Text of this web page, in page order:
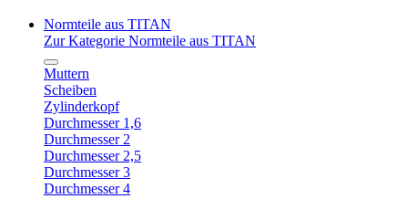
Normteile aus TITAN
Zur Kategorie Normteile aus TITAN
Muttern
Scheiben
Zylinderkopf
Durchmesser 1,6
Durchmesser 2
Durchmesser 2,5
Durchmesser 3
Durchmesser 4